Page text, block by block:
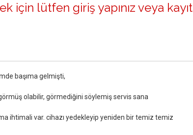
için lütfen giriş yapınız veya kayıt
başıma gelmişti,
olabilir, görmediğini söylemiş servis sana
ihtimali var. cihazı yedekleyip yeniden bir temiz temiz